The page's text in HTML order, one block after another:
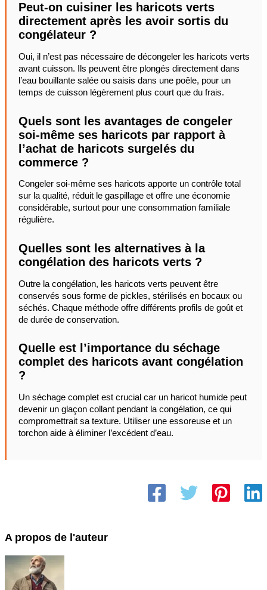
Peut-on cuisiner les haricots verts
directement après les avoir sortis du
congélateur ?
Oui, il n’est pas nécessaire de décongeler les haricots verts
avant cuisson. Ils peuvent être plongés directement dans
l’eau bouillante salée ou saisis dans une poêle, pour un
temps de cuisson légèrement plus court que du frais.
Quels sont les avantages de congeler
soi-même ses haricots par rapport à
l’achat de haricots surgelés du
commerce ?
Congeler soi-même ses haricots apporte un contrôle total
sur la qualité, réduit le gaspillage et offre une économie
considérable, surtout pour une consommation familiale
régulière.
Quelles sont les alternatives à la
congélation des haricots verts ?
Outre la congélation, les haricots verts peuvent être
conservés sous forme de pickles, stérilisés en bocaux ou
séchés. Chaque méthode offre différents profils de goût et
de durée de conservation.
Quelle est l’importance du séchage
complet des haricots avant congélation
?
Un séchage complet est crucial car un haricot humide peut
devenir un glaçon collant pendant la congélation, ce qui
compromettrait sa texture. Utiliser une essoreuse et un
torchon aide à éliminer l’excédent d’eau.
A propos de l'auteur